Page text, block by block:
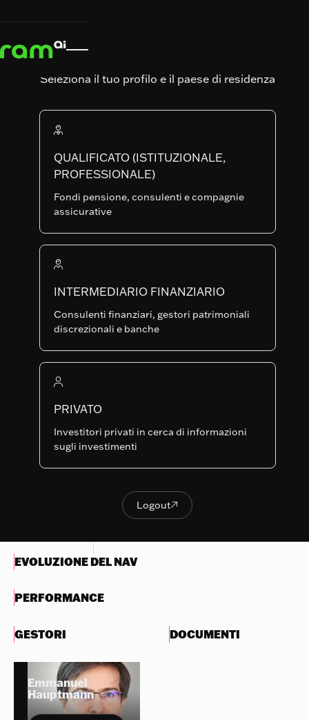
Seleziona il tuo profilo e il paese di residenza
QUALIFICATO (ISTITUZIONALE,
PROFESSIONALE)
Fondi pensione, consulenti e compagnie
assicurative
INTERMEDIARIO FINANZIARIO
Consulenti finanziari, gestori patrimoniali
discrezionali e banche
PRIVATO
Investitori privati in cerca di informazioni
sugli investimenti
Logout
Logout
RAM (Lux) Systematic Funds
EUROPEAN
EQUITIES
Art. SFDR
Data di lancio del fondo
AUM del Fondo
Numero di posizioni
CLASSI
Nothing
display
another
PI-EURLU0999472680
Last NAV
Indicatore di rischio sintetico
Rischio inferiore
potenzialmente
Rischio più elevato
elevata
OBIETTIVI E POLITICA DI
EVOLUZIONE DEL NAV
PERFORMANCE
GESTORI
Emmanuel
Hauptmann
DOCUMENTI